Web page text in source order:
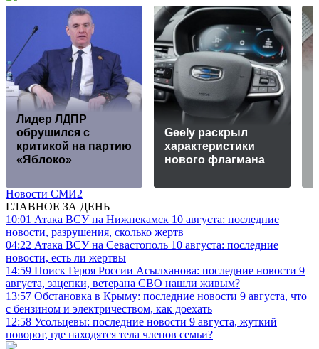
Лидер ЛДПР
обрушился с
критикой на партию
«Яблоко»
Geely раскрыл
характеристики
нового флагмана
Новости СМИ2
ГЛАВНОЕ ЗА ДЕНЬ
10:01 Атака ВСУ на Нижнекамск 10 августа: последние
новости, разрушения, сколько жертв
04:22 Атака ВСУ на Севастополь 10 августа: последние
новости, есть ли жертвы
14:59 Поиск Героя России Асылханова: последние новости 9
августа, зацепки, ветерана СВО нашли живым?
13:57 Обстановка в Крыму: последние новости 9 августа, что
с бензином и электричеством, как доехать
12:58 Усольцевы: последние новости 9 августа, жуткий
поворот, где находятся тела членов семьи?